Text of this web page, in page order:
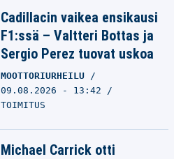
Cadillacin vaikea ensikausi
F1:ssä – Valtteri Bottas ja
Sergio Perez tuovat uskoa
MOOTTORIURHEILU
09.08.2026 - 13:42
TOIMITUS
Michael Carrick otti